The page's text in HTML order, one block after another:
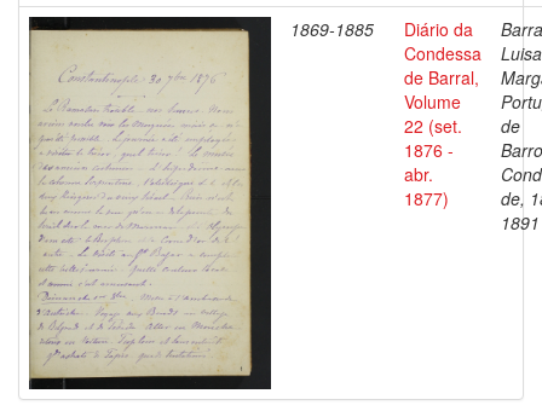
1869-1885
Diário da
Condessa
de Barral,
Volume
22 (set.
1876 -
abr.
1877)
Luisa
de
de,
1891